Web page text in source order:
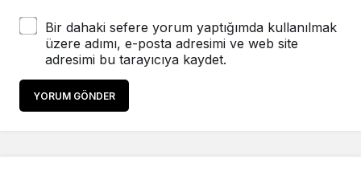
Bir dahaki sefere yorum yaptığımda kullanılmak
üzere adımı, e-posta adresimi ve web site
adresimi bu tarayıcıya kaydet.
YORUM GÖNDER